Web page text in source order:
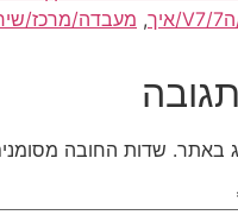
,
באתר. שדות החובה